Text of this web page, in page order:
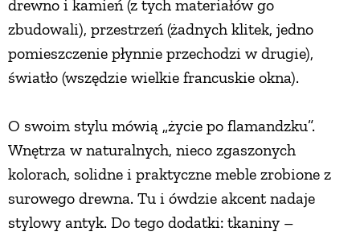
drewno i kamień (z tych materiałów go
zbudowali), przestrzeń (żadnych klitek, jedno
pomieszczenie płynnie przechodzi w drugie),
światło (wszędzie wielkie francuskie okna).
O swoim stylu mówią „życie po flamandzku”.
Wnętrza w naturalnych, nieco zgaszonych
kolorach, solidne i praktyczne meble zrobione z
surowego drewna. Tu i ówdzie akcent nadaje
stylowy antyk. Do tego dodatki: tkaniny –